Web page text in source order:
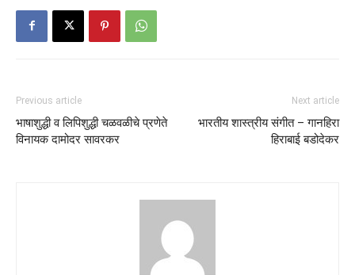
Previous article
भाषाशुद्धी व लिपिशुद्धी चळवळीचे प्रणेते
विनायक दामोदर सावरकर
Next article
भारतीय शास्त्रीय संगीत – गानहिरा
हिराबाई बडोदेकर